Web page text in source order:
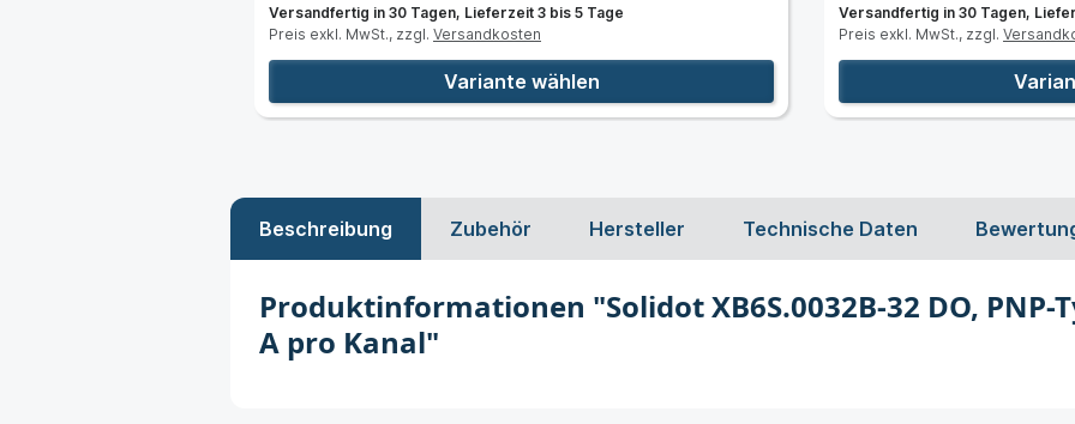
Versandfertig in 30 Tagen, Lieferzeit 3 bis 5 Tage
Preis exkl. MwSt., zzgl. Versandkosten
Variante wählen
Versandfertig in 30 Tagen,
Preis exkl. MwSt., zzgl.
Beschreibung Zubehör Hersteller Technische Daten
Produktinformationen "Solidot XB6S.0032B-32 DO, PNP-
A pro Kanal"